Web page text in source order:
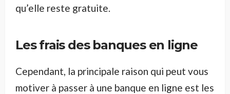
qu’elle reste gratuite.
Les frais des banques en ligne
Cependant, la principale raison qui peut vous
motiver à passer à une banque en ligne est les